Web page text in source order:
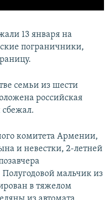
13 января на
пограничники,
семьи из шести
российская
сбежал.
комитета Армении,
и невестки, 2-летней
мальчик из
в тяжелом